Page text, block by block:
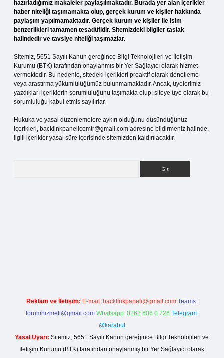
hazırladığımız makaleler paylaşılmaktadır. Burada yer alan içerikler
haber niteliği taşımamakta olup, gerçek kurum ve kişiler hakkında
paylaşım yapılmamaktadır. Gerçek kurum ve kişiler ile isim
benzerlikleri tamamen tesadüfidir. Sitemizdeki bilgiler taslak
halindedir ve tavsiye niteliği taşımazlar.
Sitemiz, 5651 Sayılı Kanun gereğince Bilgi Teknolojileri ve İletişim
Kurumu (BTK) tarafından onaylanmış bir Yer Sağlayıcı olarak hizmet
vermektedir. Bu nedenle, sitedeki içerikleri proaktif olarak denetleme
veya araştırma yükümlülüğümüz bulunmamaktadır. Ancak, üyelerimiz
yazdıkları içeriklerin sorumluluğunu taşımakta olup, siteye üye olarak bu
sorumluluğu kabul etmiş sayılırlar.
Hukuka ve yasal düzenlemelere aykırı olduğunu düşündüğünüz
içerikleri, backlinkpanelicomtr@gmail.com adresine bildirmeniz halinde,
ilgili içerikler yasal süre içerisinde sitemizden kaldırılacaktır.
Reklam ve İletişim: E-mail: backlinkpaneli@gmail.com Teams:
forumhizmeti@gmail.com Whatsapp: 0262 606 0 726 Telegram:
@karabul
Yasal Uyarı: Sitemiz, 5651 Sayılı Kanun gereğince Bilgi Teknolojileri ve
İletişim Kurumu (BTK) tarafından onaylanmış bir Yer Sağlayıcı olarak